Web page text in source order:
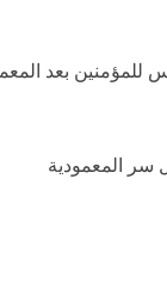
للمؤمنين بعد
سر المعمودية